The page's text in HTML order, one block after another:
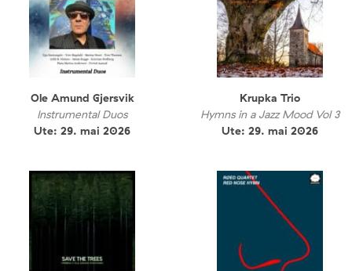
Ole Amund Gjersvik
Instrumental Duos
Ute: 29. mai 2026
Krupka Trio
Hymns in a Jazz Mood Vol 3
Ute: 29. mai 2026